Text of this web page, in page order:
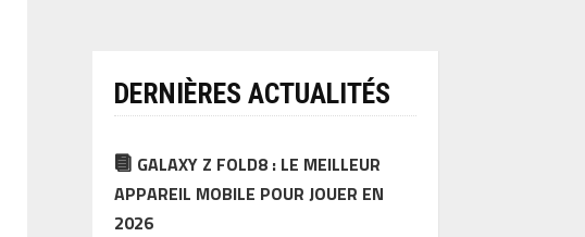
DERNIÈRES ACTUALITÉS
GALAXY Z FOLD8 : LE MEILLEUR
APPAREIL MOBILE POUR JOUER EN
2026